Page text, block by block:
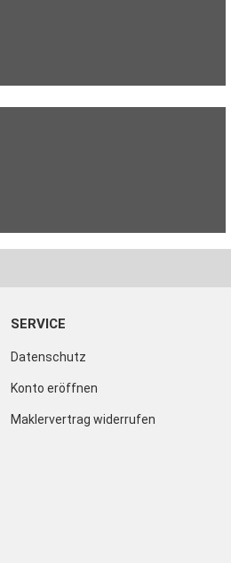
SERVICE
Datenschutz
Konto eröffnen
Maklervertrag widerrufen